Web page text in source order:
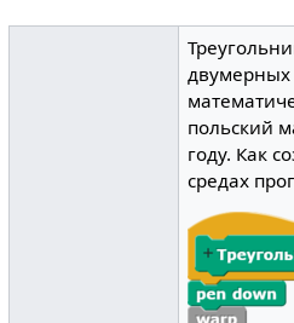
двумерных
польский
году. Как
средах